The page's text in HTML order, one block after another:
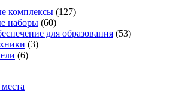
комплексы (127)
наборы (60)
для образования (53)
(3)
(6)